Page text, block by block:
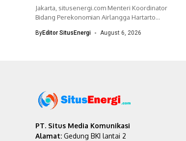
Jakarta, situsenergi.com Menteri Koordinator
Bidang Perekonomian Airlangga Hartarto
mempercepat...
ByEditor SitusEnergi August 6, 2026
PT. Situs Media Komunikasi
Alamat: Gedung BKI lantai 2